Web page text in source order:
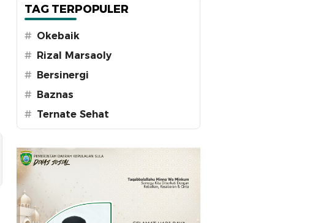
TAG TERPOPULER
# Okebaik
# Rizal Marsaoly
# Bersinergi
# Baznas
# Ternate Sehat